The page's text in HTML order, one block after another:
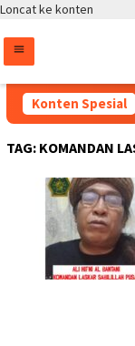
Loncat ke konten
Konten Spesial
Kapolri Jenderal
TAG: KOMANDAN